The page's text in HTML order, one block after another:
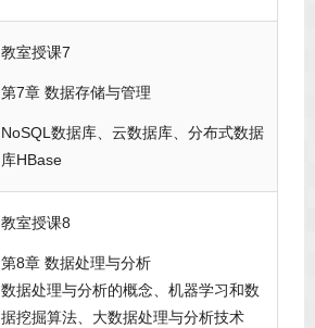
教室授课7
第7章 数据存储与管理
NoSQL数据库、云数据库、分布式数据
库HBase
教室授课8
第8章 数据处理与分析
数据处理与分析的概念、机器学习和数
据挖掘算法、大数据处理与分析技术